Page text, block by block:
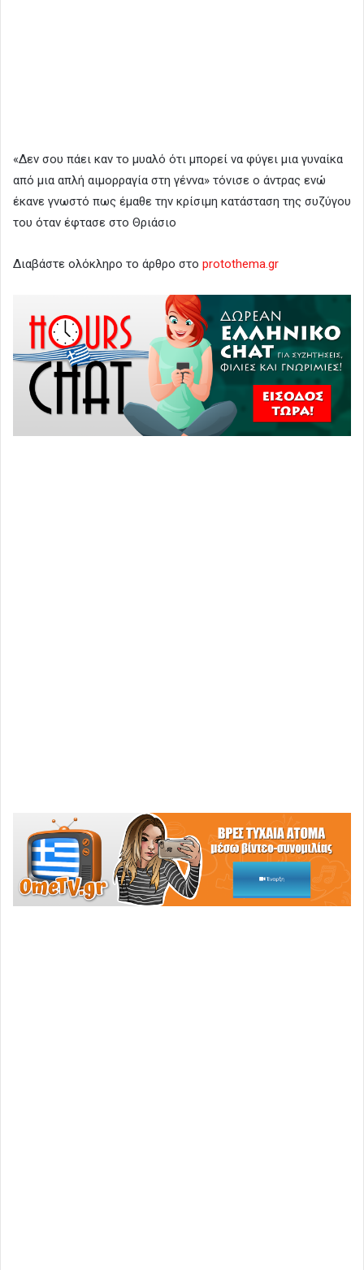
«Δεν σου πάει καν το μυαλό ότι μπορεί να φύγει μια γυναίκα
από μια απλή αιμορραγία στη γέννα» τόνισε ο άντρας ενώ
έκανε γνωστό πως έμαθε την κρίσιμη κατάσταση της συζύγου
του όταν έφτασε στο Θριάσιο
Διαβάστε ολόκληρο το άρθρο στο protothema.gr